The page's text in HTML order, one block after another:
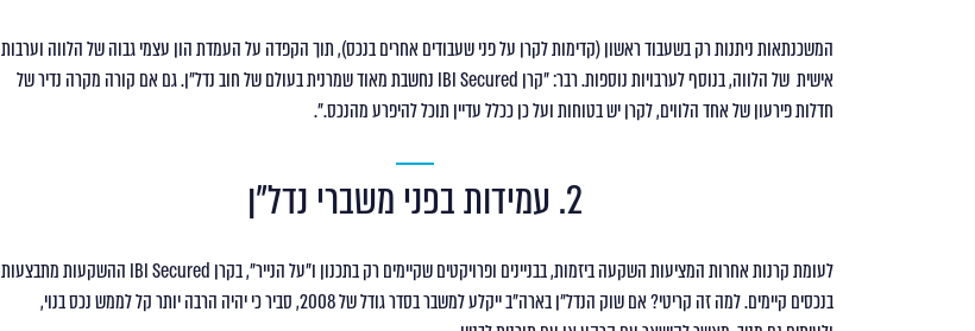
המשכנתאות ניתנות רק בשעבוד ראשון (קדימות לקרן על פני שעבודים אחרים בנכס), תוך הקפדה על העמדת הון עצמי גבוה של הלווה וערבות
אישית של הלווה, בנוסף לערבויות נוספות. רבר: "קרן IBI Secured נחשבת מאוד שמרנית בעולם של חוב נדל"ן. גם אם קורה מקרה נדיר של
חדלות פירעון של אחד הלווים, לקרן יש בטוחות ועל כן ככלל עדיין תוכל להיפרע מהנכס.".
2. עמידות בפני משברי נדל"ן
לעומת קרנות אחרות המציעות השקעה ביזמות, בבניינים ופרויקטים שקיימים רק בתכנון ו"על הנייר", בקרן IBI Secured ההשקעות מתבצעות
בנכסים קיימים. למה זה קריטי? אם שוק הנדל"ן בארה"ב ייקלע למשבר בסדר גודל של 2008, סביר כי יהיה הרבה יותר קל לממש נכס בנוי,